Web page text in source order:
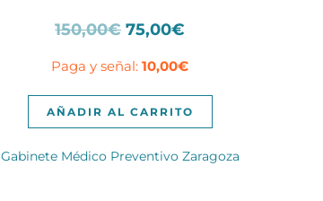
150,00€ El
original
era:
150,00€.
75,00€
actual
es:
75,00€.
Paga y señal:10,00€
AÑADIR AL CARRITO
Gabinete Médico Preventivo Zaragoza